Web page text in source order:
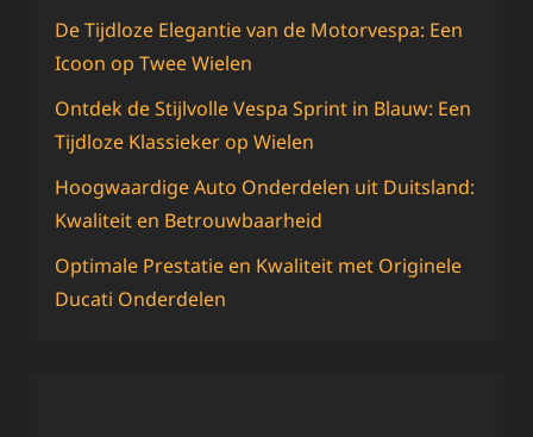
De Tijdloze Elegantie van de Motorvespa: Een
Icoon op Twee Wielen
Ontdek de Stijlvolle Vespa Sprint in Blauw: Een
Tijdloze Klassieker op Wielen
Hoogwaardige Auto Onderdelen uit Duitsland:
Kwaliteit en Betrouwbaarheid
Optimale Prestatie en Kwaliteit met Originele
Ducati Onderdelen